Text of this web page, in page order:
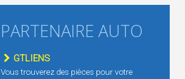
PARTENAIRE AUTO
GTLIENS
Vous trouverez des pièces pour votre